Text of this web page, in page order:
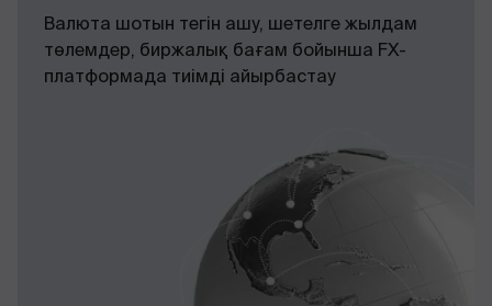
Валюта шотын тегін ашу, шетелге жылдам
төлемдер, биржалық бағам бойынша FX-
платформада тиімді айырбастау